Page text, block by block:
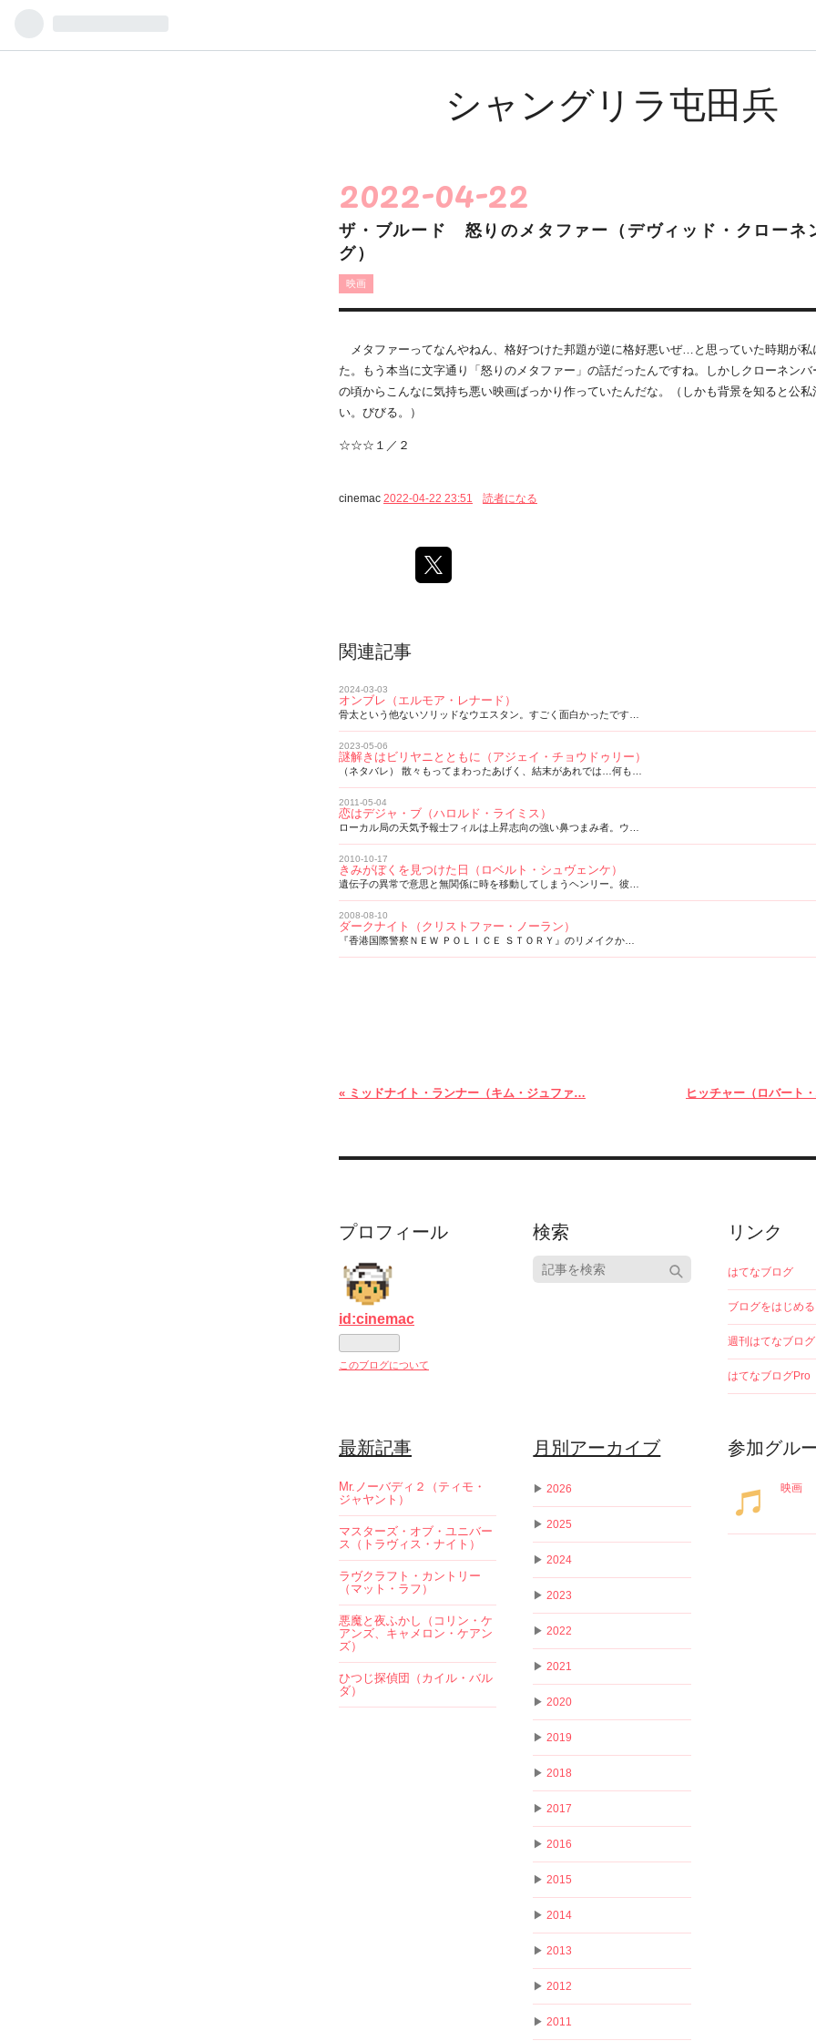
シャングリラ屯田兵
2022-04-22
ザ・ブルード 怒りのメタファー（デヴィッド・クローネ
グ）
映画
メタファーってなんやねん、格好つけた邦題が逆に格好悪いぜ…と思っていた時期が私
た。もう本当に文字通り「怒りのメタファー」の話だったんですね。しかしクローネン
の頃からこんなに気持ち悪い映画ばっかり作っていたんだな。（しかも背景を知ると公私
い。びびる。）
☆☆☆１／２
cinemac 2022-04-22 23:51 読者になる
関連記事
2024-03-03
オンブレ（エルモア・レナード）
骨太という他ないソリッドなウエスタン。すごく面白かったです…
2023-05-06
謎解きはビリヤニとともに（アジェイ・チョウドゥリー）
（ネタバレ） 散々もってまわったあげく、結末があれでは…何も…
2011-05-04
恋はデジャ・ブ（ハロルド・ライミス）
ローカル局の天気予報士フィルは上昇志向の強い鼻つまみ者。ウ…
2010-10-17
きみがぼくを見つけた日（ロベルト・シュヴェンケ）
遺伝子の異常で意思と無関係に時を移動してしまうヘンリー。彼…
2008-08-10
ダークナイト（クリストファー・ノーラン）
『香港国際警察ＮＥＷ ＰＯＬＩＣＥ ＳＴＯＲＹ』のリメイクか…
« ミッドナイト・ランナー（キム・ジュファ… ヒッチャー（ロバート
プロフィール
id:cinemac
このブログについて
検索 リンク
はてなブログ
ブログをはじめる
週刊はてなブログ
はてなブログPro
最新記事
Mr.ノーバディ２（ティモ・
ジャヤント）
マスターズ・オブ・ユニバー
ス（トラヴィス・ナイト）
ラヴクラフト・カントリー
（マット・ラフ）
悪魔と夜ふかし（コリン・ケ
アンズ、キャメロン・ケアン
ズ）
ひつじ探偵団（カイル・バル
ダ）
月別アーカイブ
▶ 2026
▶ 2025
▶ 2024
▶ 2023
▶ 2022
▶ 2021
▶ 2020
▶ 2019
▶ 2018
▶ 2017
▶ 2016
▶ 2015
▶ 2014
▶ 2013
▶ 2012
▶ 2011
参加グル
映画